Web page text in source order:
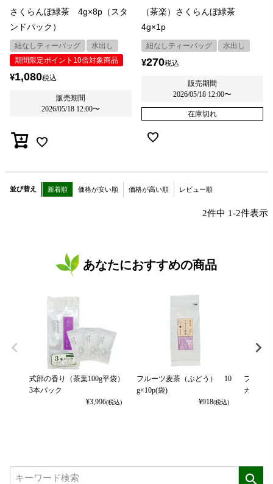
さくらんぼ緑茶 4g×8p（スタ
ンドパック）
紐なしティーバッグ
水出し
期間限定ポイント10倍対象商品
¥1,080税込
販売期間
2026/05/18 12:00〜
（茶楽）さくらんぼ緑茶
4g×1p
紐なしティーバッグ 水出し
¥270税込
販売期間
2026/05/18 12:00〜
在庫切れ
並び替え 新着順 価格が安い順 価格が高い順 レビュー順
2件中 1-2件表示
あなたにおすすめの商品
式部の香り（茶葉100g平袋）
3本パック
¥3,996(税込)
フルーツ麦茶（ぶどう） 10
g×10p(袋)
¥918(税込)
フルー
カット